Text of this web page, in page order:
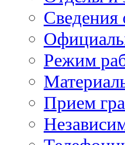
Сведения
Режим
Прием